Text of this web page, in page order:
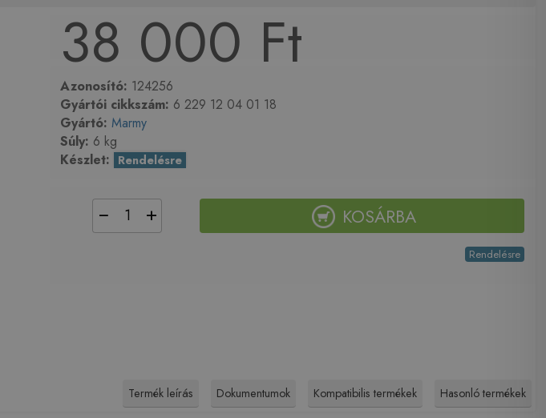
38 000 Ft
Azonosító: 124256
Gyártói cikkszám: 6 229 12 04 01 18
Gyártó: Marmy
Súly: 6 kg
Készlet: Rendelésre
KOSÁRBA
− +
Rendelésre
Termék leírás Dokumentumok Kompatibilis termékek Hasonló termékek